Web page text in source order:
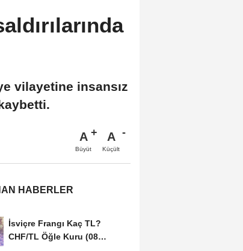
vilayetine insansız
A
Büyüt
A
Küçült
HABERLER
İsviçre Frangı Kaç TL?
CHF/TL Öğle Kuru (08